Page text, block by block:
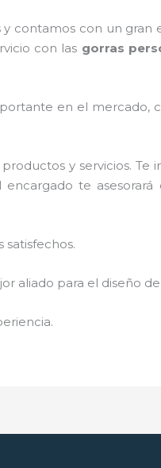
contamos con un
con las gorras
en el mercado,
y servicios.
encargado te
satisfechos.
aliado para el diseño de